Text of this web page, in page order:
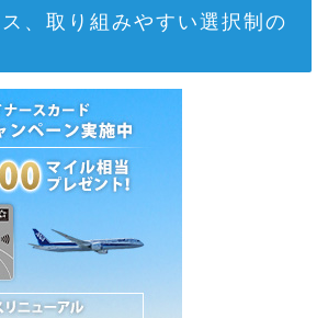
、取り組みやすい選択制の